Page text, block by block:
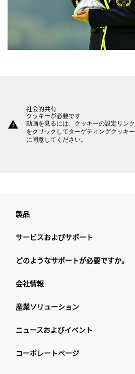
warning
社会的共有
クッキーが必要です
動画を見るには、クッキーの設定リンク
をクリックしてターゲティングクッキー
に同意してください。
製品
サービスおよびサポート
どのようなサポートが必要ですか。
会社情報
産業ソリューション
ニュースおよびイベント
コーポレートページ